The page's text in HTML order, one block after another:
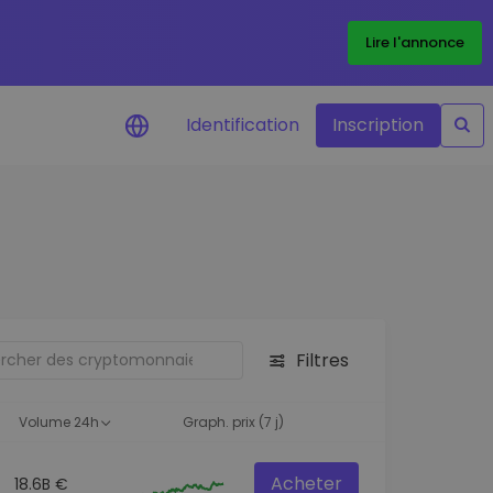
Lire l'annonce
d'investissement
Des informations pertinentes pour
Identification Inscription
Filtres
Volume 24h Graph. prix (7 j)
18.6B € Acheter